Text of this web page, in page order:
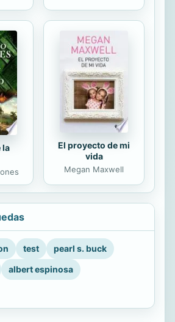
la
El proyecto de mi
vida
Megan Maxwell
test
pearl s. buck
albert espinosa